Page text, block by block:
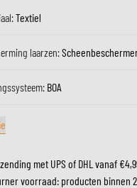
Textiel
laarzen:
BOA
met UPS of DHL vanaf
voorraad: producten binnen